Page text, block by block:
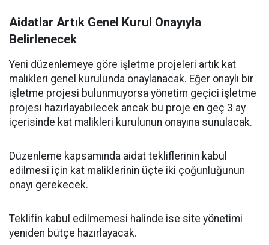
Aidatlar Artık Genel Kurul Onayıyla
Belirlenecek
Yeni düzenlemeye göre işletme projeleri artık kat
malikleri genel kurulunda onaylanacak. Eğer onaylı bir
işletme projesi bulunmuyorsa yönetim geçici işletme
projesi hazırlayabilecek ancak bu proje en geç 3 ay
içerisinde kat malikleri kurulunun onayına sunulacak.
Düzenleme kapsamında aidat tekliflerinin kabul
edilmesi için kat maliklerinin üçte iki çoğunluğunun
onayı gerekecek.
Teklifin kabul edilmemesi halinde ise site yönetimi
yeniden bütçe hazırlayacak.